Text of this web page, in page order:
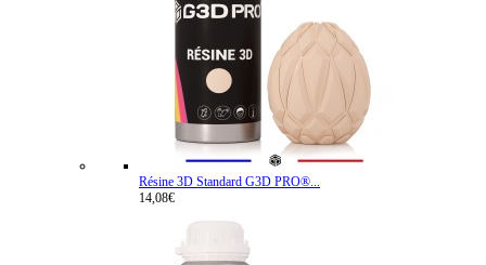
Résine 3D Standard G3D PRO®...
14,08€